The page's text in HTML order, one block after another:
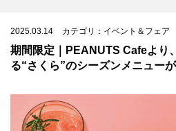
2025.03.14 カテゴリ：イベント＆フェア
期間限定｜PEANUTS Cafeより
る“さくら”のシーズンメニューが